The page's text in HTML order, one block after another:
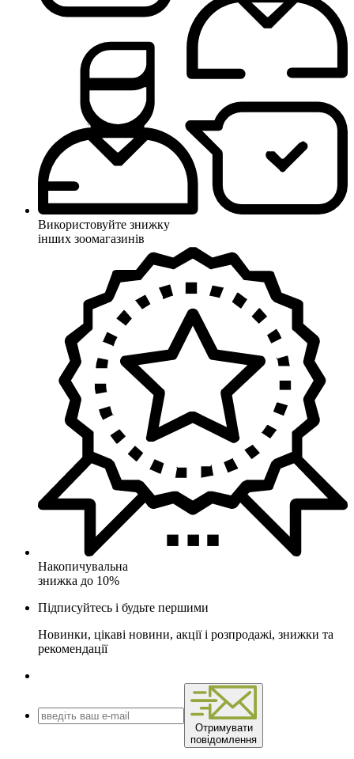
Використовуйте знижку
інших зоомагазинів
Накопичувальна
знижка до 10%
Підписуйтесь і будьте першими
Новинки, цікаві новини, акції і розпродажі, знижки та
рекомендації
Отримувати
повідомлення